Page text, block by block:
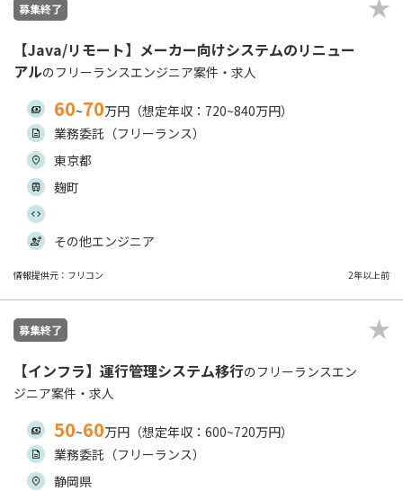
募集終了
【Java/リモート】メーカー向けシステムのリニュー
アルのフリーランスエンジニア案件・求人
60~70万円（想定年収：720~840万円）
業務委託（フリーランス）
東京都
麹町
その他エンジニア
情報提供元：フリコン 2年以上前
募集終了
【インフラ】運行管理システム移行のフリーランスエン
ジニア案件・求人
50~60万円（想定年収：600~720万円）
業務委託（フリーランス）
静岡県